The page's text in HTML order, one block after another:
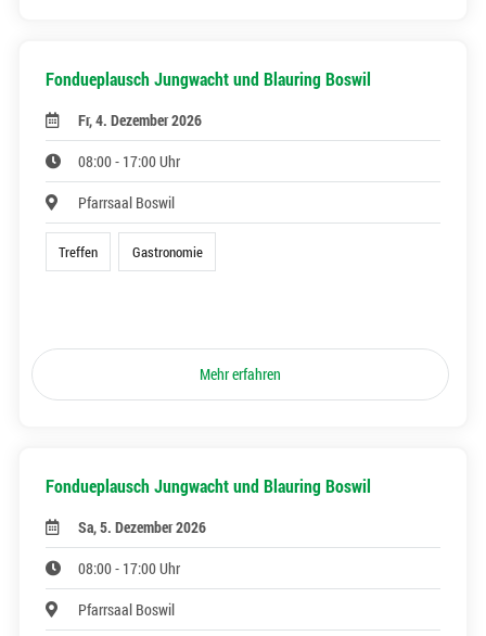
Fondueplausch Jungwacht und Blauring Boswil
Fr, 4. Dezember 2026
08:00 - 17:00 Uhr
Pfarrsaal Boswil
Treffen Gastronomie
Mehr erfahren
Fondueplausch Jungwacht und Blauring Boswil
Sa, 5. Dezember 2026
08:00 - 17:00 Uhr
Pfarrsaal Boswil